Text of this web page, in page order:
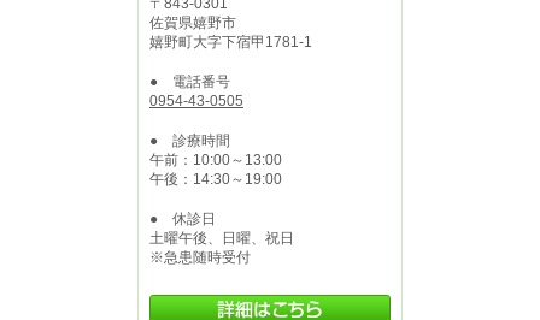
〒843-0301
佐賀県嬉野市
嬉野町大字下宿甲1781-1
● 電話番号
0954-43-0505
● 診療時間
午前：10:00～13:00
午後：14:30～19:00
● 休診日
土曜午後、日曜、祝日
※急患随時受付